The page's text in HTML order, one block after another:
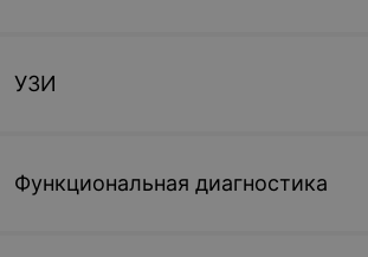
УЗИ
Функциональная диагностика